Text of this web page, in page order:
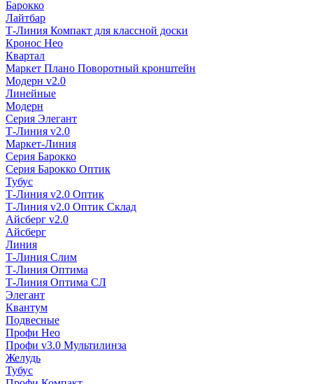
Барокко
Лайтбар
Т-Линия Компакт для классной доски
Кронос Нео
Квартал
Маркет Плано Поворотный кронштейн
Модерн v2.0
Линейные
Модерн
Серия Элегант
Т-Линия v2.0
Маркет-Линия
Серия Барокко
Серия Барокко Оптик
Тубус
Т-Линия v2.0 Оптик
Т-Линия v2.0 Оптик Склад
Айсберг v2.0
Айсберг
Линия
Т-Линия Слим
Т-Линия Оптима
Т-Линия Оптима СЛ
Элегант
Квантум
Подвесные
Профи Нео
Профи v3.0 Мультилинза
Желудь
Тубус